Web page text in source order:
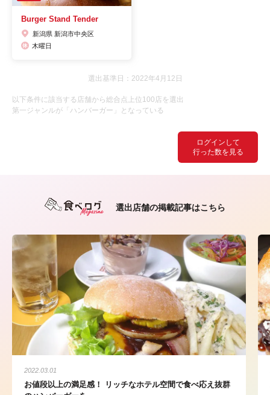
ログインして
行った数を見る
Burger Stand Tender
新潟県 新潟市中央区
木曜日
選出基準日：2022年4月12日
以下条件に該当する店舗から総合点上位100店を選出
第一ジャンルが「ハンバーガー」となっている
選出店舗の掲載記事はこちら
2022.03.01
お値段以上の満足感！ リッチなホテル空間で食べ応え抜群